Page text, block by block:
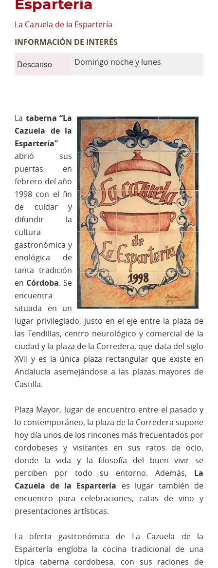
Espartería
La Cazuela de la Espartería
INFORMACIÓN DE INTERÉS
Descanso Domingo noche y lunes
La taberna “La
Cazuela de la
Espartería”
abrió sus
puertas en
febrero del año
1998 con el fin
de cuidar y
difundir la
cultura
gastronómica y
enológica de
tanta tradición
en Córdoba. Se
encuentra
situada en un
lugar privilegiado, justo en el eje entre la plaza de
las Tendillas, centro neurológico y comercial de la
ciudad y la plaza de la Corredera, que data del siglo
XVII y es la única plaza rectangular que existe en
Andalucía asemejándose a las plazas mayores de
Castilla.
Plaza Mayor, lugar de encuentro entre el pasado y
lo contemporáneo, la plaza de la Corredera supone
hoy día unos de los rincones más frecuentados por
cordobeses y visitantes en sus ratos de ocio,
donde la vida y la filosofía del buen vivir se
perciben por todo su entorno. Además, La
Cazuela de la Espartería es lugar también de
encuentro para celebraciones, catas de vino y
presentaciones artísticas.
La oferta gastronómica de La Cazuela de la
Espartería engloba la cocina tradicional de una
típica taberna cordobesa, con sus raciones de